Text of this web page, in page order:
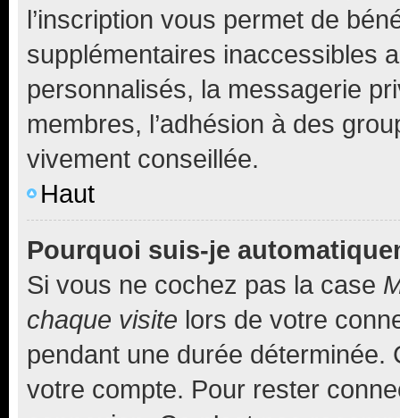
l’inscription vous permet de
supplémentaires inaccessibles
personnalisés, la messagerie
membres, l’adhésion à des
vivement conseillée.
Haut
Pourquoi suis-je
Si vous ne cochez pas la case
chaque visite lors de votre
pendant une durée déterminée.
votre compte. Pour rester